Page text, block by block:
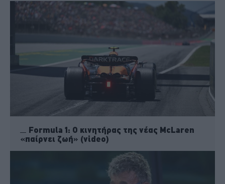
Formula 1: Ο κινητήρας της νέας McLaren
«παίρνει ζωή» (video)